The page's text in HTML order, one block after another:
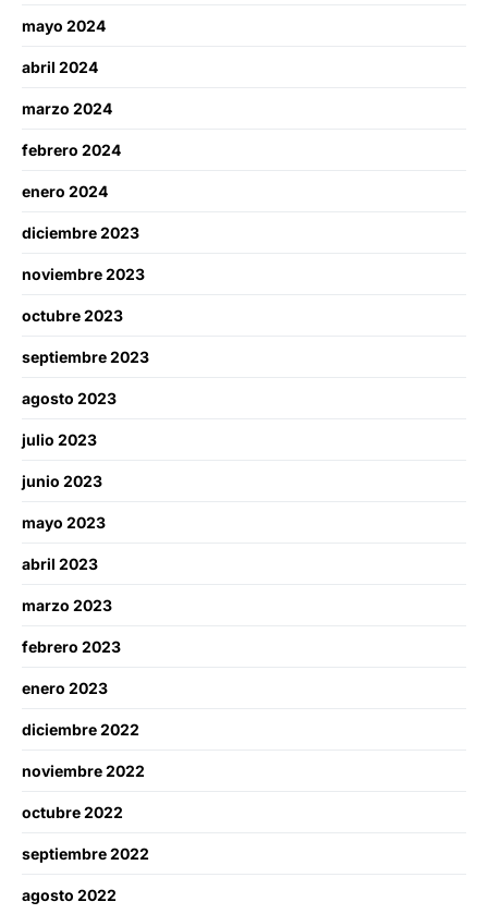
mayo 2024
abril 2024
marzo 2024
febrero 2024
enero 2024
diciembre 2023
noviembre 2023
octubre 2023
septiembre 2023
agosto 2023
julio 2023
junio 2023
mayo 2023
abril 2023
marzo 2023
febrero 2023
enero 2023
diciembre 2022
noviembre 2022
octubre 2022
septiembre 2022
agosto 2022